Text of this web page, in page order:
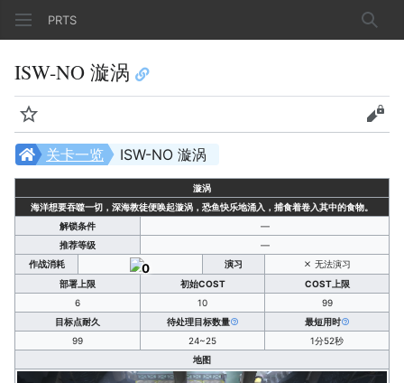
PRTS 搜索
ISW-NO 漩涡
监视 查看
ISW-NO 漩涡
关卡一览
漩涡
海洋想要吞噬一切，深海教徒便唤起漩涡，恐鱼快乐地涌入，捕食着卷入其中的食物。
解锁条件
—
推荐等级
—
作战消耗
0 演习
无法演习
部署上限
初始COST
COST上限
6
10
99
目标点耐久
待处理目标数量
最短用时
99
24~25
1分52秒
地图